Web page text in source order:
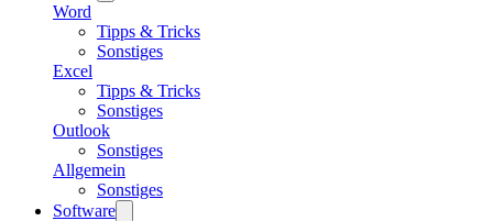
Word
Tipps & Tricks
Sonstiges
Excel
Tipps & Tricks
Sonstiges
Outlook
Sonstiges
Allgemein
Sonstiges
Software